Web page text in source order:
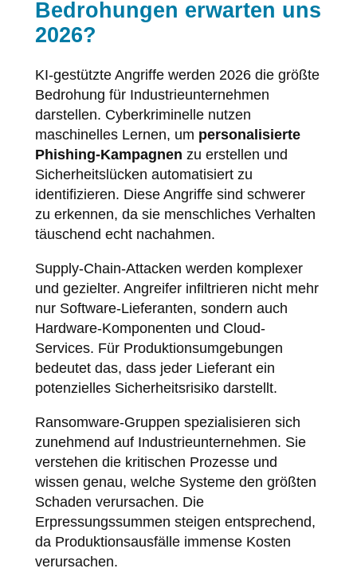
Bedrohungen erwarten uns
2026?
KI-gestützte Angriffe werden 2026 die größte
Bedrohung für Industrieunternehmen
darstellen. Cyberkriminelle nutzen
maschinelles Lernen, um personalisierte
Phishing-Kampagnen zu erstellen und
Sicherheitslücken automatisiert zu
identifizieren. Diese Angriffe sind schwerer
zu erkennen, da sie menschliches Verhalten
täuschend echt nachahmen.
Supply-Chain-Attacken werden komplexer
und gezielter. Angreifer infiltrieren nicht mehr
nur Software-Lieferanten, sondern auch
Hardware-Komponenten und Cloud-
Services. Für Produktionsumgebungen
bedeutet das, dass jeder Lieferant ein
potenzielles Sicherheitsrisiko darstellt.
Ransomware-Gruppen spezialisieren sich
zunehmend auf Industrieunternehmen. Sie
verstehen die kritischen Prozesse und
wissen genau, welche Systeme den größten
Schaden verursachen. Die
Erpressungssummen steigen entsprechend,
da Produktionsausfälle immense Kosten
verursachen.